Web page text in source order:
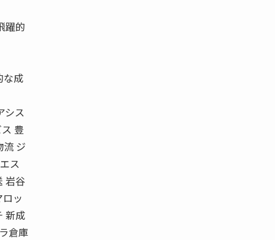
躍的
な成
シス
豊
流 ジ
ス
岩谷
ッ
新成
倉庫